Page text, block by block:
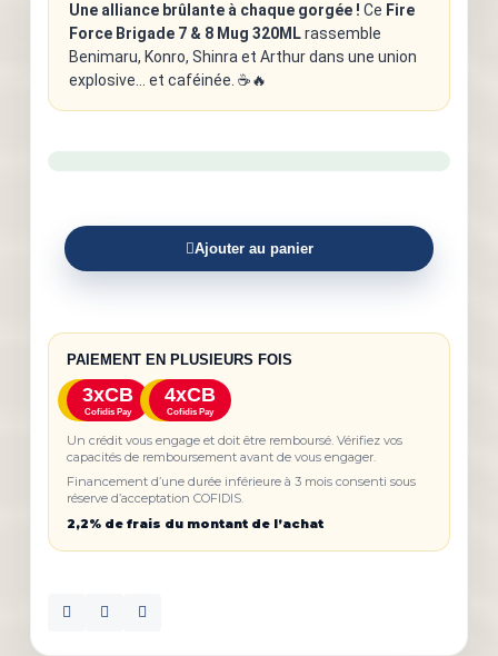
Une alliance brûlante à chaque gorgée ! Ce Fire
Force Brigade 7 & 8 Mug 320MLrassemble
Benimaru, Konro, Shinra et Arthur dans une union
explosive… et caféinée. ☕🔥
Ajouter au panier
PAIEMENT EN PLUSIEURS FOIS
3xCB
Cofidis Pay
4xCB
Cofidis Pay
Un crédit vous engage et doit être remboursé. Vérifiez vos
capacités de remboursement avant de vous engager.
Financement d’une durée inférieure à 3 mois consenti sous
réserve d’acceptation COFIDIS.
2,2% de frais du montant de l’achat